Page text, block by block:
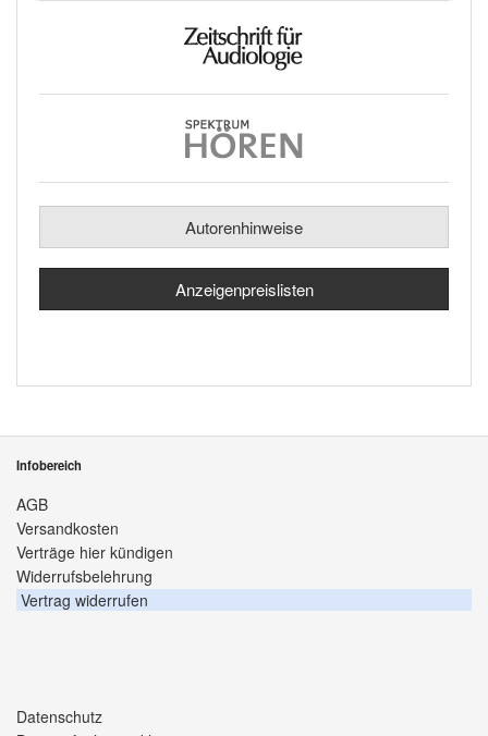
Autorenhinweise
Anzeigenpreislisten
Infobereich
AGB
Versandkosten
Verträge hier kündigen
Widerrufsbelehrung
Vertrag widerrufen
Datenschutz